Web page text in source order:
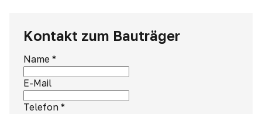
Kontakt zum Bauträger
Name *
E-Mail
Telefon *